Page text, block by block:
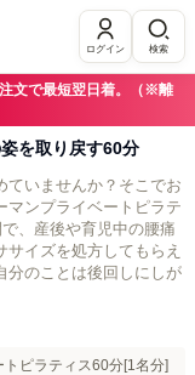
ログイン 検索
文で最短翌日着。（※離
を取り戻す60分
ていませんか？そこでお
マンプライベートピラテ
、産後や育児中の腰痛
イズを処方してもらえ
分のことは後回しにしが
トピラティス60分[1名分]